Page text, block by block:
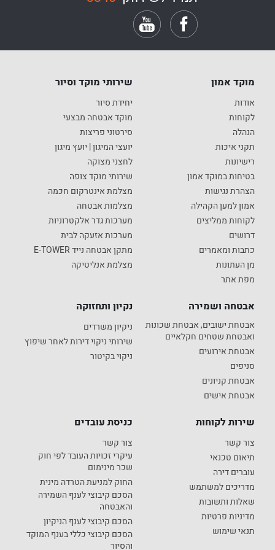
מוקד אמון
אודות
לקוחות
הנהלה
תקני איכות
רישיונות
בטיחות במוקד אמון
הצהרת נגישות
אמון למען הקהילה
לקוחות ממליצים
דרושים
כתבות ומאמרים
מן העתונות
מפת אתר
שירותי מוקד וסיור
יחידת סיור
מוקד אבטחה מבצעי
סירטוני פריצות
יועצי המיגון | יועץ מיגון
לחצני מצוקה
שירותי מוקד צופה
מצלמת אינטרקום חכמה
מצלמות אבטחה
מערכות גדר אלקטרוניות
מערכות אזעקה לבית
מתקן אבטחה נייד E-TOWER
מצלמת אנליטיקה
אבטחה ושמירה
אבטחת ישובים, אבטחת שכונות
ואבטחת שטחים חקלאיים
אבטחת אירועים
סניפים
אבטחת קניונים
אבטחת אישים
נקיון ותחזוקה
ניקיון משרדים
שירותי ניקוי דירות לאחר שיפוץ
ניקוי בקיטור
שירות לקוחות
צור קשר
תיאום טכנאי
עוברים דירה
מדריכים למשתמש
שאלות ותשובות
מדיניות פרטיות
תנאי שימוש
כניסת עובדים
צור קשר
עיקרי זכויות העובד לפי חוק
שכר מינימום
החוק למניעת הטרדה מינית
הסכם קיבוצי לענף השמירה
והאבטחה
הסכם קיבוצי לענף הניקיון
הסכם קיבוצי כללי בענף המוקד
והסיור